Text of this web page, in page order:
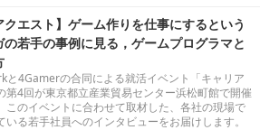
クエスト】ゲーム作りを仕事にするという
の若手の事例に見る，ゲームプログラマと
と4Gamerの合同による就活イベント「キャリア
第4回が東京都立産業貿易センター浜松町館で開催
このイベントに合わせて取材した、各社の現場で
いる若手社員へのインタビューをお届けします。